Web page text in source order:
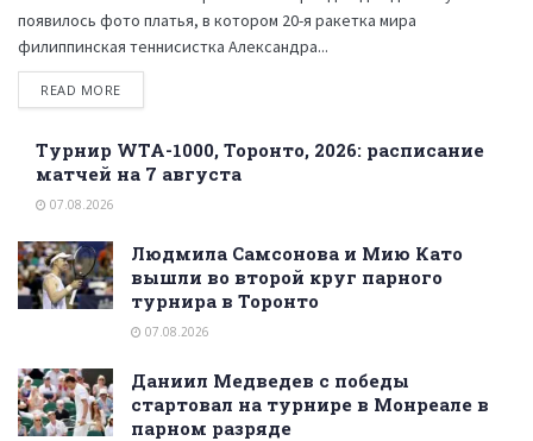
появилось фото платья, в котором 20-я ракетка мира
филиппинская теннисистка Александра...
READ MORE
Турнир WTA-1000, Торонто, 2026: расписание
матчей на 7 августа
07.08.2026
Людмила Самсонова и Мию Като
вышли во второй круг парного
турнира в Торонто
07.08.2026
Даниил Медведев с победы
стартовал на турнире в Монреале в
парном разряде